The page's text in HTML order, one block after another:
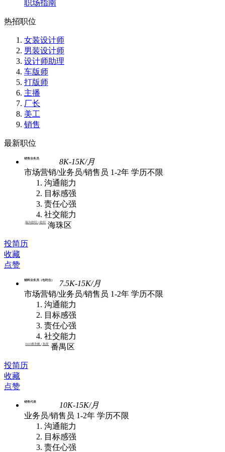
职场指南
热招职位
女装设计师
男装设计师
设计师助理
车版师
打版师
主播
厂长
美工
销售
最新职位
销售业务员
8K-15K/月
市场营销/业务员/销售员 1-2年 学历不限
沟通能力
目标感强
责任心强
社交能力
瑞兴纺织 | 纺织 海珠区
投简历
收藏
点赞
辅料业务员（包吃住）
7.5K-15K/月
市场营销/业务员/销售员 1-2年 学历不限
沟通能力
目标感强
责任心强
社交能力
1616睿衣帆 | 批发 番禺区
投简历
收藏
点赞
销售代表
10K-15K/月
业务员/销售员 1-2年 学历不限
沟通能力
目标感强
责任心强